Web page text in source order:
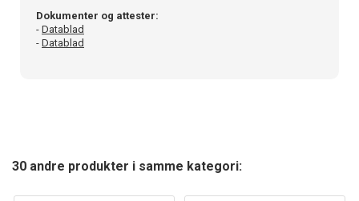
Dokumenter og attester:
- Datablad
- Datablad
30 andre produkter i samme kategori: